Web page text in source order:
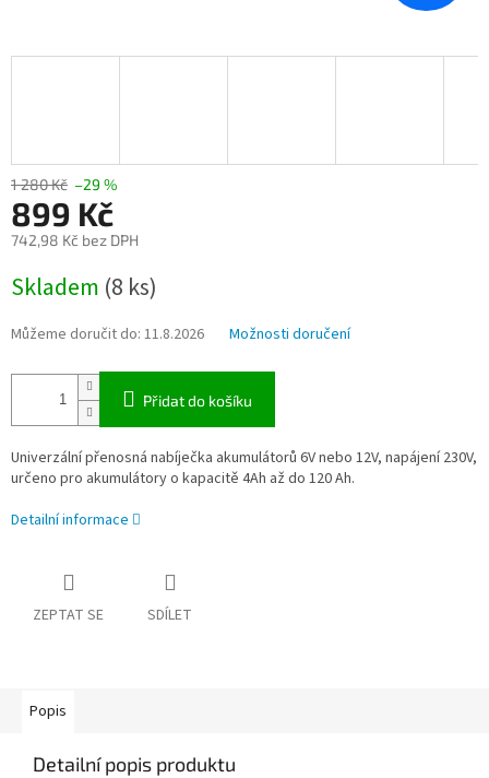
1 280 Kč –29 %
899 Kč
742,98 Kč bez DPH
cena:
Skladem (8 ks)
Můžeme doručit do: 11.8.2026 Možnosti doručení
Přidat do košíku
Univerzální přenosná nabíječka akumulátorů 6V nebo 12V, napájení 230V,
určeno pro akumulátory o kapacitě 4Ah až do 120 Ah.
Detailní informace
ZEPTAT SE SDÍLET
Popis
Detailní popis produktu